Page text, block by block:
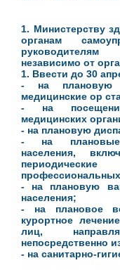
1. Министерству
органам
независимо от
1. Ввести до 30
- на плановую
медицинские ор
- на
медицинских
- на плановую
- на плановые
населения,
- на плановую
населения;
- на плановое
курортное
лиц,
непосредственно
- на санитарно-